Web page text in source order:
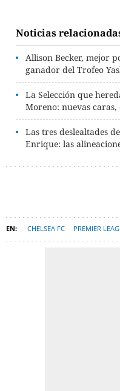
Noticias
Allison Becker, mejor
ganador del Trofeo
La Selección que
Moreno: nuevas
Las tres deslealtades
Enrique: las
CHELSEA FC PREMIER